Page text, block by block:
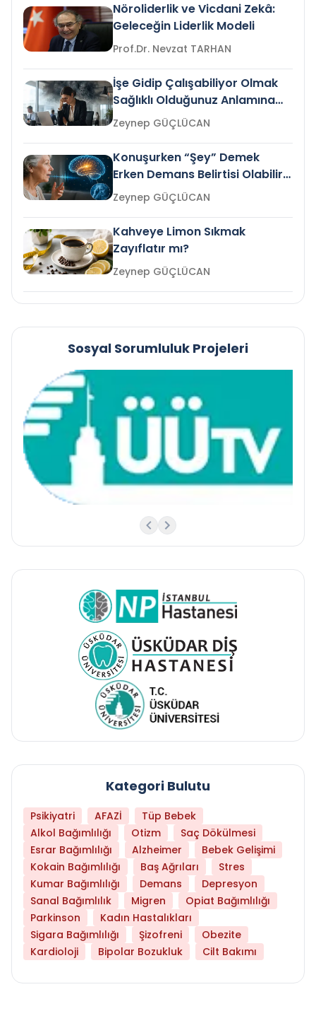
Nöroliderlik ve Vicdani Zekâ:
Geleceğin Liderlik Modeli
Prof.Dr. Nevzat TARHAN
İşe Gidip Çalışabiliyor Olmak
Sağlıklı Olduğunuz Anlamına
Gelir mi?Zeynep GÜÇLÜCAN
Konuşurken “Şey” Demek
Erken Demans Belirtisi Olabilir
mi?
Zeynep GÜÇLÜCAN
Kahveye Limon Sıkmak
Zayıflatır mı?
Zeynep GÜÇLÜCAN
Sosyal Sorumluluk Projeleri
Kategori Bulutu
Psikiyatri AFAZİ
Tüp Bebek
Alkol Bağımlılığı
Otizm
Saç Dökülmesi
Esrar Bağımlılığı
Alzheimer
Bebek Gelişimi
Kokain Bağımlılığı
Baş Ağrıları
Stres
Kumar Bağımlılığı
Demans
Depresyon
Sanal Bağımlılık
Migren
Opiat Bağımlılığı
Parkinson
Kadın Hastalıkları
Sigara Bağımlılığı
Şizofreni
Obezite
Kardioloji
Bipolar Bozukluk Cilt Bakımı